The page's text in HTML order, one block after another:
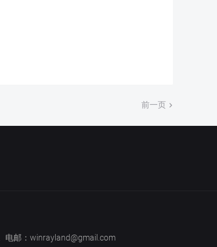
前一页
电邮：winrayland@gmail.com